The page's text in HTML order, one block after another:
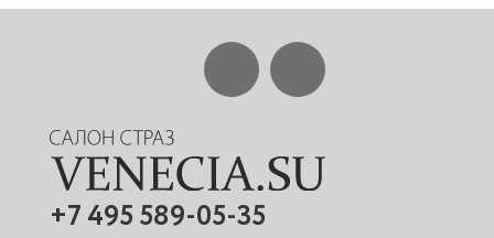
+7 495 589-05-35